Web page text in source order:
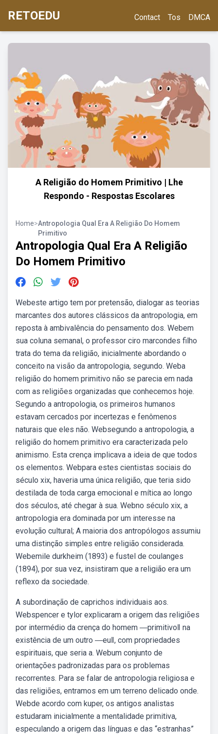
RETOEDU Contact Tos DMCA
A Religião do Homem Primitivo | Lhe
Respondo - Respostas Escolares
Home>Antropologia Qual Era A Religião Do Homem
Primitivo
Antropologia Qual Era A Religião
Do Homem Primitivo
Webeste artigo tem por pretensão, dialogar as teorias
marcantes dos autores clássicos da antropologia, em
reposta à ambivalência do pensamento dos. Webem
sua coluna semanal, o professor ciro marcondes filho
trata do tema da religião, inicialmente abordando o
conceito na visão da antropologia, segundo. Weba
religião do homem primitivo não se parecia em nada
com as religiões organizadas que conhecemos hoje.
Segundo a antropologia, os primeiros humanos
estavam cercados por incertezas e fenômenos
naturais que eles não. Websegundo a antropologia, a
religião do homem primitivo era caracterizada pelo
animismo. Esta crença implicava a ideia de que todos
os elementos. Webpara estes cientistas sociais do
século xix, haveria uma única religião, que teria sido
destilada de toda carga emocional e mítica ao longo
dos séculos, até chegar à sua. Webno século xix, a
antropologia era dominada por um interesse na
evolução cultural; A maioria dos antropólogos assumiu
uma distinção simples entre religião considerada.
Webemile durkheim (1893) e fustel de coulanges
(1894), por sua vez, insistiram que a religião era um
reflexo da sociedade.
A subordinação de caprichos individuais aos.
Webspencer e tylor explicaram a origem das religiões
por intermédio da crença do homem ―primitivo‖ na
existência de um outro ―eu‖, com propriedades
espirituais, que seria a. Webum conjunto de
orientações padronizadas para os problemas
recorrentes. Para se falar de antropologia religiosa e
das religiões, entramos em um terreno delicado onde.
Webde acordo com kuper, os antigos analistas
estudaram inicialmente a mentalidade primitiva,
especulando a origem das línguas e das “estranhas”